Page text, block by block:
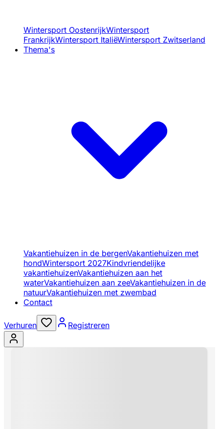
Wintersport OostenrijkWintersport
FrankrijkWintersport ItaliëWintersport Zwitserland
Thema's
Vakantiehuizen in de bergenVakantiehuizen met
hondWintersport 2027Kindvriendelijke
vakantiehuizenVakantiehuizen aan het
waterVakantiehuizen aan zeeVakantiehuizen in de
natuurVakantiehuizen met zwembad
Contact
Verhuren Registreren